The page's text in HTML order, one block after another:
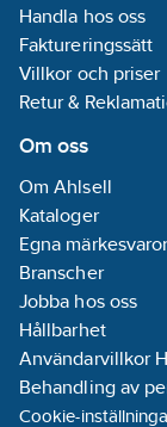
Handla hos oss
Faktureringssätt
Villkor och priser
Retur &
Om oss
Om Ahlsell
Kataloger
Egna
Branscher
Jobba hos oss
Hållbarhet
Användarvillkor
Behandling av
Cookie-